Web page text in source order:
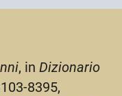
, in Dizionario
8395,